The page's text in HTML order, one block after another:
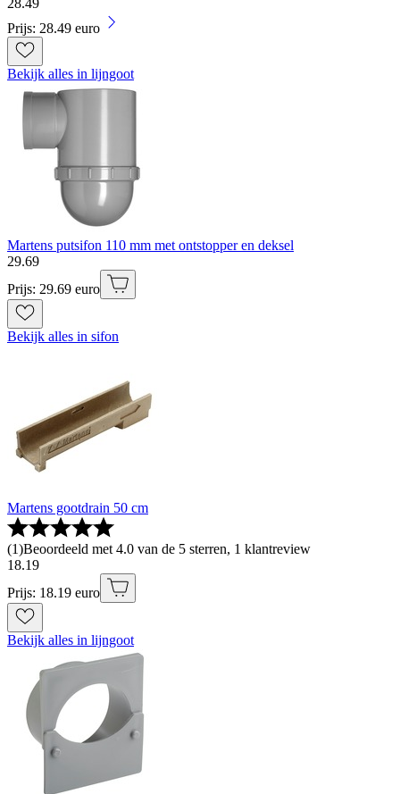
Prijs: 28.49 euro
Bekijk alles in lijngoot
Martens putsifon 110 mm met ontstopper en deksel
29.69
Prijs: 29.69 euro
Bekijk alles in sifon
Martens gootdrain 50 cm
(1)Beoordeeld met 4.0 van de 5 sterren, 1 klantreview
18.19
Prijs: 18.19 euro
Bekijk alles in lijngoot